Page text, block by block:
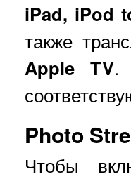
iPad, iPod
также
Apple TV.
Photo
Чтобы